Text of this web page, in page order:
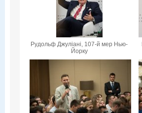
Рудольф Джуліані, 107-й мер Нью-
Йорку